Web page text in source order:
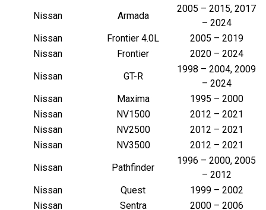
Nissan
Armada
2005 – 2015, 2017
– 2024
Nissan
Frontier 4.0L
2005 – 2019
Nissan
Frontier
2020 – 2024
Nissan
GT-R
1998 – 2004, 2009
– 2024
Nissan
Maxima
1995 – 2000
Nissan
NV1500
2012 – 2021
Nissan
NV2500
2012 – 2021
Nissan
NV3500
2012 – 2021
Nissan
Pathfinder
1996 – 2000, 2005
– 2012
Nissan
Quest
1999 – 2002
Nissan
Sentra 2000 – 2006